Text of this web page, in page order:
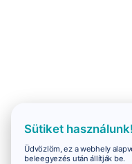
Sütiket használunk!
Üdvözlöm, ez a webhely
beleegyezés után állítják be.